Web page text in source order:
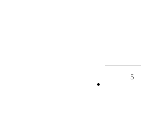
5